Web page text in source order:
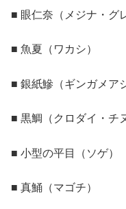
■ 眼仁奈（メジナ・グ
■ 魚夏（ワカシ）
■ 銀紙鰺（ギンガメア
■ 黒鯛（クロダイ・チ
■ 小型の平目（ソゲ）
■ 真鯒（マゴチ）